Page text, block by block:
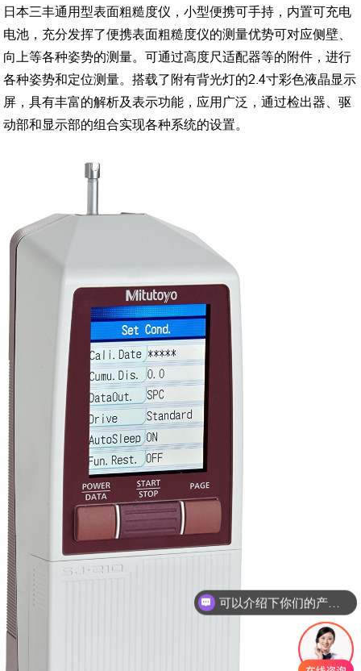
日本三丰通用型表面粗糙度仪，小型便携可手持，内置可充电
电池，充分发挥了便携表面粗糙度仪的测量优势可对应侧壁、
向上等各种姿势的测量。可通过高度尺适配器等的附件，进行
各种姿势和定位测量。搭载了附有背光灯的2.4寸彩色液晶显示
屏，具有丰富的解析及表示功能，应用广泛，通过检出器、驱
动部和显示部的组合实现各种系统的设置。
可以介绍下你们的产品么